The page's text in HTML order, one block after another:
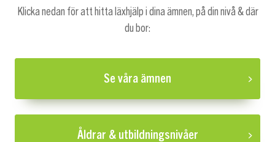
Klicka nedan för att hitta läxhjälp i dina ämnen, på din nivå & där
du bor:
Se våra ämnen
Åldrar & utbildningsnivåer